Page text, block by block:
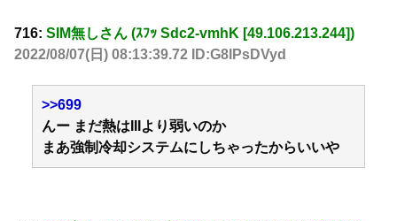
716: SIM無しさん (ｽﾌｯ Sdc2-vmhK [49.106.213.244])
2022/08/07(日) 08:13:39.72 ID:G8lPsDVyd
>>699
んー まだ熱はIIIより弱いのか
まあ強制冷却システムにしちゃったからいいや